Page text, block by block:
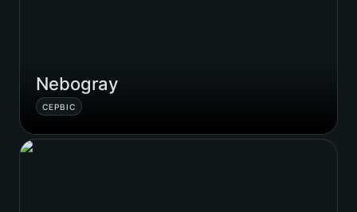
Nebogray
СЕРВІС
Cristaline Aligners